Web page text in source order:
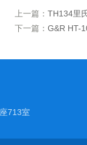
上一篇： TH134里
下一篇： G&R HT-
713室